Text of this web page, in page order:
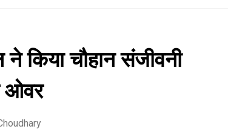
किया चौहान संजीवनी
ओवर